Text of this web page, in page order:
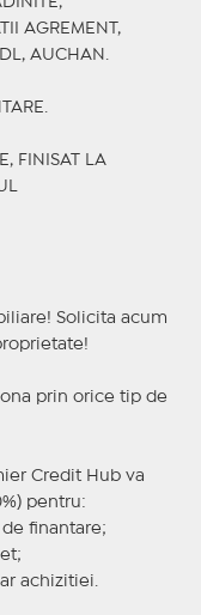
AGREMENT,
AUCHAN.
FINISAT LA
Solicita acum
prin orice tip de
Credit Hub va
pentru:
finantare;
achizitiei.